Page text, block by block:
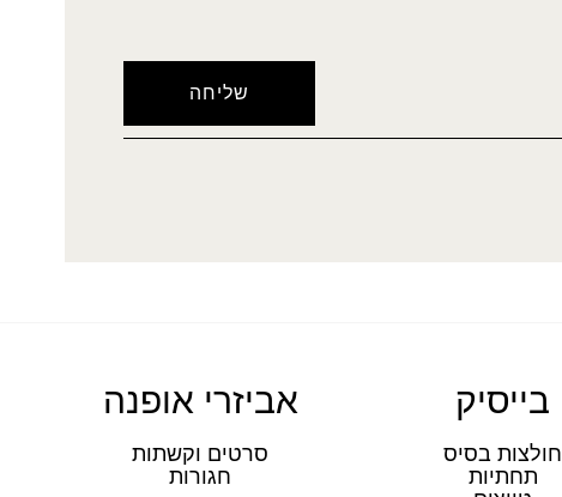
בייסיק
חולצות בסיס
תחתיות
אביזרי אופנה
סרטים וקשתות
חגורות